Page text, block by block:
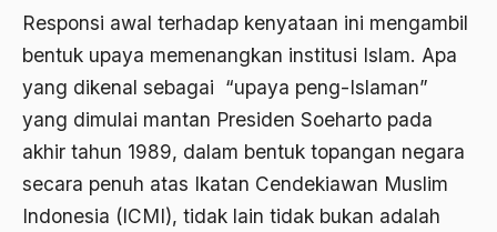
Responsi awal terhadap kenyataan ini mengambil
bentuk upaya memenangkan institusi Islam. Apa
yang dikenal sebagai “upaya peng-Islaman”
yang dimulai mantan Presiden Soeharto pada
akhir tahun 1989, dalam bentuk topangan negara
secara penuh atas Ikatan Cendekiawan Muslim
Indonesia (ICMI), tidak lain tidak bukan adalah
al-Khalil Ibnu Ahmad al-Farahidi
Al-Maududi
Al-qua'an dan Hadist
al-quran
Alexander Solzhenitsyin